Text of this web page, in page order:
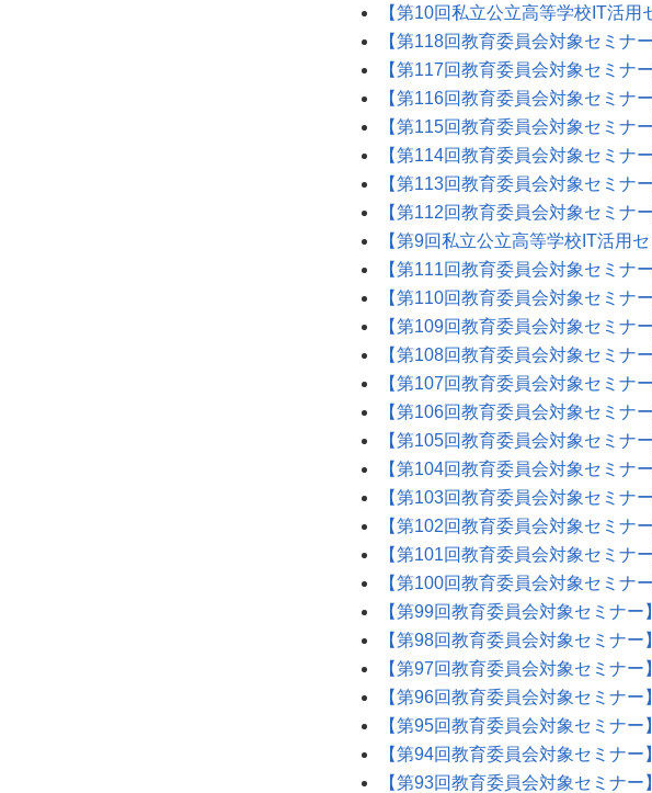
【第10回私立公立高等学校IT活
【第118回教育委員会対象セミナ
【第117回教育委員会対象セミナ
【第116回教育委員会対象セミナ
【第115回教育委員会対象セミナ
【第114回教育委員会対象セミナ
【第113回教育委員会対象セミナ
【第112回教育委員会対象セミナ
【第9回私立公立高等学校IT活用
【第111回教育委員会対象セミナ
【第110回教育委員会対象セミナ
【第109回教育委員会対象セミナ
【第108回教育委員会対象セミナ
【第107回教育委員会対象セミナ
【第106回教育委員会対象セミナ
【第105回教育委員会対象セミナ
【第104回教育委員会対象セミナ
【第103回教育委員会対象セミナ
【第102回教育委員会対象セミナ
【第101回教育委員会対象セミナ
【第100回教育委員会対象セミナ
【第99回教育委員会対象セミナ
【第98回教育委員会対象セミナ
【第97回教育委員会対象セミナ
【第96回教育委員会対象セミナ
【第95回教育委員会対象セミナ
【第94回教育委員会対象セミナ
【第93回教育委員会対象セミナ